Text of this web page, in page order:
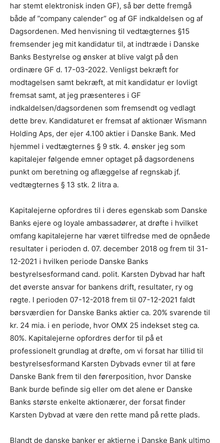
har stemt elektronisk inden GF), så bør dette fremgå
både af ”company calender” og af GF indkaldelsen og af
Dagsordenen. Med henvisning til vedtægternes §15
fremsender jeg mit kandidatur til, at indtræde i Danske
Banks Bestyrelse og ønsker at blive valgt på den
ordinære GF d. 17-03-2022. Venligst bekræft for
modtagelsen samt bekræft, at mit kandidatur er lovligt
fremsat samt, at jeg præsenteres i GF
indkaldelsen/dagsordenen som fremsendt og vedlagt
dette brev. Kandidaturet er fremsat af aktionær Wismann
Holding Aps, der ejer 4.100 aktier i Danske Bank. Med
hjemmel i vedtægternes § 9 stk. 4. ønsker jeg som
kapitalejer følgende emner optaget på dagsordenens
punkt om beretning og aflæggelse af regnskab jf.
vedtægternes § 13 stk. 2 litra a.
Kapitalejerne opfordres til i deres egenskab som Danske
Banks ejere og loyale ambassadører, at drøfte i hvilket
omfang kapitalejerne har været tilfredse med de opnåede
resultater i perioden d. 07. december 2018 og frem til 31-
12-2021 i hvilken periode Danske Banks
bestyrelsesformand cand. polit. Karsten Dybvad har haft
det øverste ansvar for bankens drift, resultater, ry og
røgte. I perioden 07-12-2018 frem til 07-12-2021 faldt
børsværdien for Danske Banks aktier ca. 20% svarende til
kr. 24 mia. i en periode, hvor OMX 25 indekset steg ca.
80%. Kapitalejerne opfordres derfor til på et
professionelt grundlag at drøfte, om vi forsat har tillid til
bestyrelsesformand Karsten Dybvads evner til at føre
Danske Bank frem til den førerposition, hvor Danske
Bank burde befinde sig eller om det alene er Danske
Banks største enkelte aktionærer, der forsat finder
Karsten Dybvad at være den rette mand på rette plads.
Blandt de danske banker er aktierne i Danske Bank ultimo